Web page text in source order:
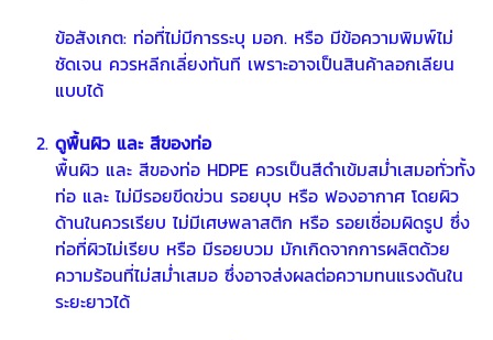
ข้อสังเกต: ท่อที่ไม่มีการระบุ มอก. หรือ มีข้อความพิมพ์ไม่
ชัดเจน ควรหลีกเลี่ยงทันที เพราะอาจเป็นสินค้าลอกเลียน
แบบได้
ดูพื้นผิว และ สีของท่อ
พื้นผิว และ สีของท่อ HDPE ควรเป็นสีดำเข้มสม่ำเสมอทั่วทั้ง
ท่อ และ ไม่มีรอยขีดข่วน รอยบุบ หรือ ฟองอากาศ โดยผิว
ด้านในควรเรียบ ไม่มีเศษพลาสติก หรือ รอยเชื่อมผิดรูป ซึ่ง
ท่อที่ผิวไม่เรียบ หรือ มีรอยบวม มักเกิดจากการผลิตด้วย
ความร้อนที่ไม่สม่ำเสมอ ซึ่งอาจส่งผลต่อความทนแรงดันใน
ระยะยาวได้